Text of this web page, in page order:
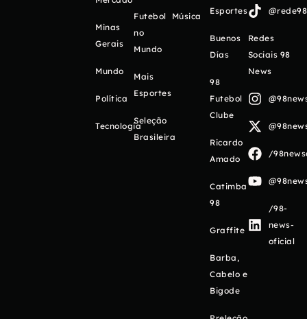
Minas
Gerais
Mundo
Política
Tecnologia
Futebol
no
Mundo
Mais
Esportes
Seleção
Brasileira
Música
Esportes
Buenos
Días
98
Futebol
Clube
Ricardo
Amado
Catimba
98
Graffite
Barba,
Cabelo e
Bigode
Redes
Sociais 98
News
/
/98-
news-
oficial